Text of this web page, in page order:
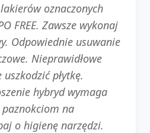
oznaczonych
FREE. Zawsze wykonaj
Odpowiednie usuwanie
Nieprawidłowe
płytkę.
hybryd wymaga
na
o higienę narzędzi.